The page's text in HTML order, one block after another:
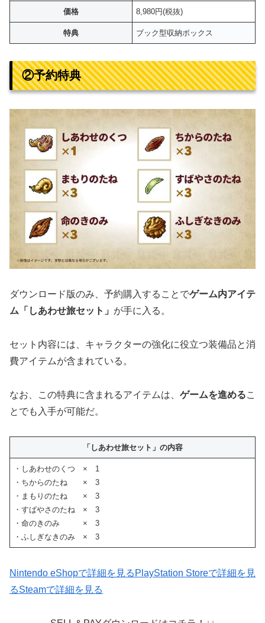
価格 8,980円(税抜)
特典 ブック型収納ボックス
②予約特典
ダウンロード版のみ、予約購入することでゲーム内アイテ
ム「しあわせ旅セット」 が手に入る。
セット内容には、キャラクターの強化に役立つ装備品と消
費アイテムが含まれている。
なお、この特典に含まれるアイテムは、 ゲームを進めるこ
とでも入手が可能だ。
「しあわせ旅セット」の内容
・しあわせのくつ × 1
・ちからのたね × 3
・まもりのたね × 3
・すばやさのたね × 3
・命のきのみ × 3
・ふしぎなきのみ × 3
Nintendo eShopで詳細を見る PlayStation Storeで詳細を見
るSteamで詳細を見る